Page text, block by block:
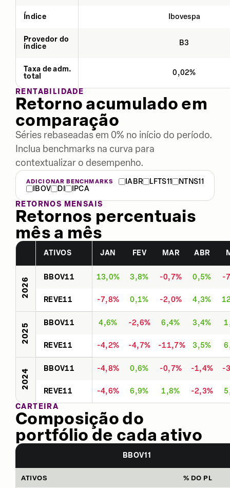
Índice Ibovespa
Provedor do
índice
B3
Taxa de adm.
total
0,02%
RENTABILIDADE
Retorno acumulado em
comparação
Séries rebaseadas em 0% no início do período.
Inclua benchmarks na curva para
contextualizar o desempenho.
ADICIONAR BENCHMARKS IABR LFTS11
NTNS11
IBOV
DI
IPCA
RETORNOS MENSAIS
Retornos percentuais
mês a mês
ATIVOS JAN FEV MAR ABR
2026 BBOV11 13,0% 3,8% -0,7% 0,5% -
REVE11 -7,8% 0,1% -2,0% 4,3%
2025 BBOV11 4,6% -2,6% 6,4% 3,4%
REVE11 -4,2% -4,7% -11,7% 3,5%
2024 BBOV11 -4,8% 0,6% -0,7% -1,4% -
REVE11 -4,6% 6,9% 1,8% -2,3%
CARTEIRA
Composição do
portfólio de cada ativo
BBOV11
ATIVOS % DO PL